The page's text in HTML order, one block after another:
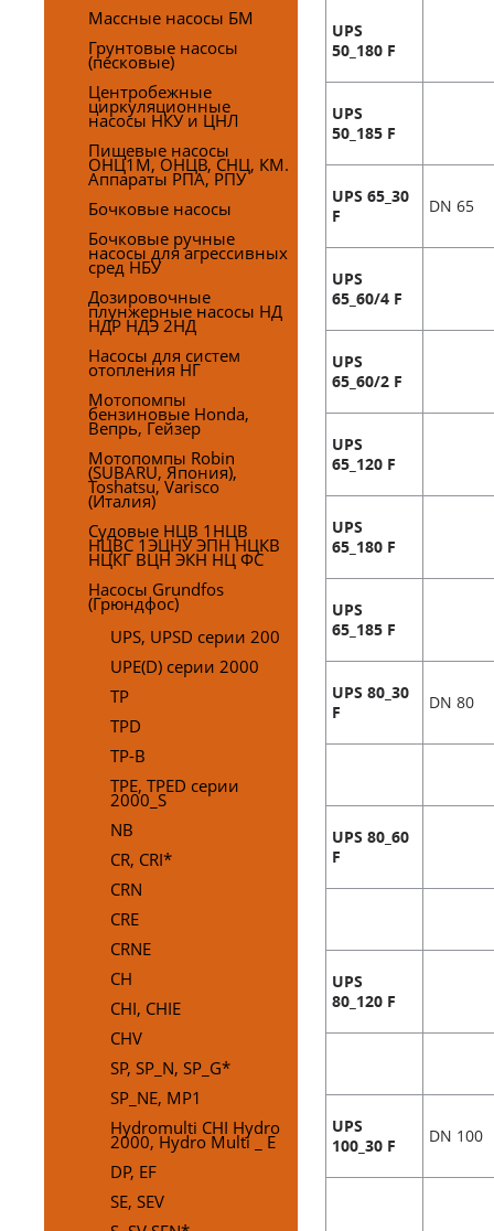
UPS
50_180 F
UPS
50_185 F
UPS 65_30
F
DN 65
UPS
65_60/4 F
UPS
65_60/2 F
UPS
65_120 F
UPS
65_180 F
UPS
65_185 F
UPS 80_30
F
DN 80
UPS 80_60
F
UPS
80_120 F
UPS
100_30 F
DN 100
Массные насосы БМ
Грунтовые насосы
(песковые)
Центробежные
циркуляционные
насосы НКУ и ЦНЛ
Пищевые насосы
ОНЦ1М, ОНЦВ, СНЦ, КМ.
Аппараты РПА, РПУ
Бочковые насосы
Бочковые ручные
насосы для агрессивных
сред НБУ
Дозировочные
плунжерные насосы НД
НДР НДЭ 2НД
Насосы для систем
отопления НГ
Мотопомпы
бензиновые Honda,
Вепрь, Гейзер
Мотопомпы Robin
(SUBARU, Япония),
Toshatsu, Varisco
(Италия)
Судовые НЦВ 1НЦВ
НЦВС 1ЭЦНУ ЭПН НЦКВ
НЦКГ ВЦН ЭКН НЦ ФС
Насосы Grundfos
(Грюндфос)
UPS, UPSD серии 200
UPE(D) серии 2000
TP
TPD
TP-B
TPE, TPED серии
2000_S
NB
CR, CRI*
CRN
CRE
CRNE
CH
CHI, CHIE
CHV
SP, SP_N, SP_G*
SP_NE, MP1
Hydromulti CHI Hydro
2000, Hydro Multi _ E
DP, EF
SE, SEV